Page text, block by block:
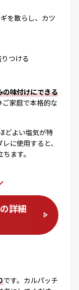
を散らし、カツ
つける
の味付けにできる
家庭で本格的な
どよい塩気が特
に使用すると、
ます。
詳細
です。カルパッチ